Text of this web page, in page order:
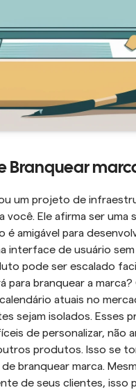
Branquear
um projeto de
Ele afirma ser uma
é amigável para
interface de usuário
pode ser escalado
para branquear a
atuais no
sejam isolados.
de personalizar, não
produtos. Isso se
branquear marca.
de seus clientes,